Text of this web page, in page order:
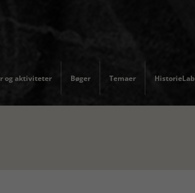
og aktiviteter Bøger Temaer HistorieLab